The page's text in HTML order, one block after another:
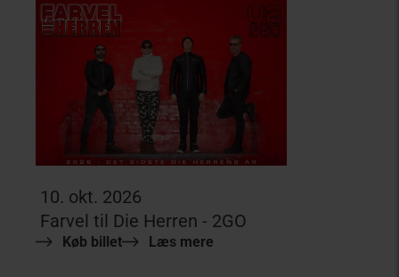
10. okt. 2026
Farvel til Die Herren - 2GO
Køb billet Læs mere